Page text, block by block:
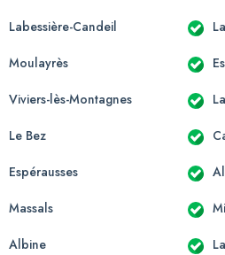
Labessière-Candeil
Moulayrès
Viviers-lès-Montagnes
Le Bez
Espérausses
Massals
Albine